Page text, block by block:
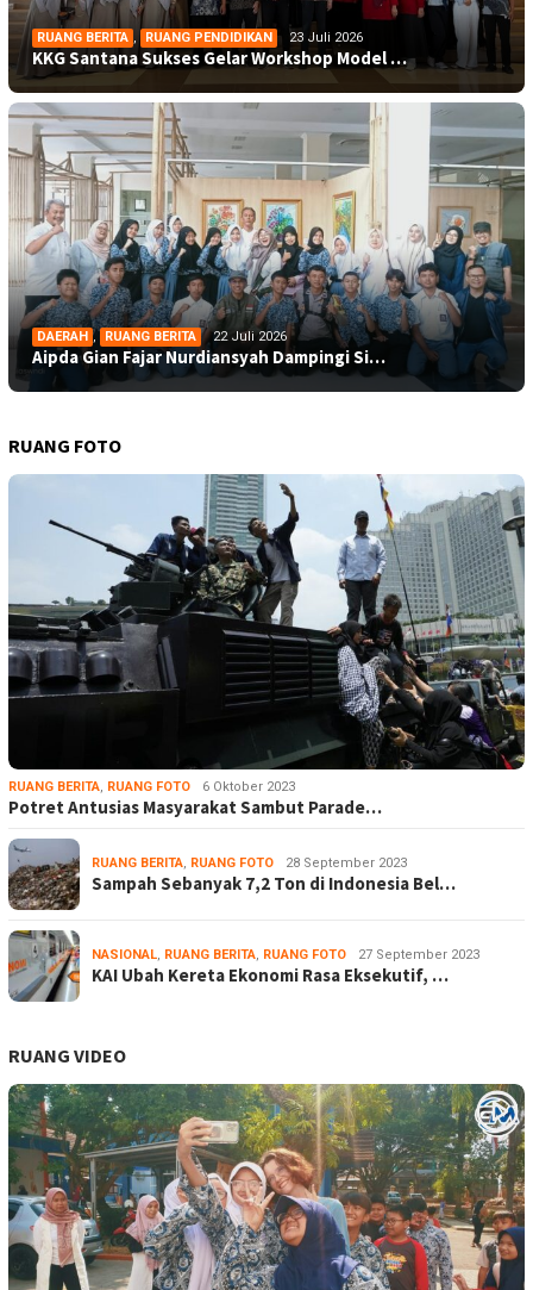
RUANG BERITA , RUANG PENDIDIKAN 23 Juli 2026
KKG Santana Sukses Gelar Workshop Model …
DAERAH , RUANG BERITA 22 Juli 2026
Aipda Gian Fajar Nurdiansyah Dampingi Si…
RUANG FOTO
RUANG BERITA, RUANG FOTO 6 Oktober 2023
Potret Antusias Masyarakat Sambut Parade…
RUANG BERITA, RUANG FOTO 28 September 2023
Sampah Sebanyak 7,2 Ton di Indonesia Bel…
NASIONAL, RUANG BERITA, RUANG FOTO 27 September 2023
KAI Ubah Kereta Ekonomi Rasa Eksekutif, …
RUANG VIDEO